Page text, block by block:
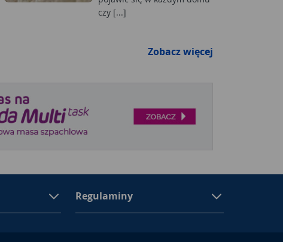
czy [...]
Zobacz więcej
Regulaminy